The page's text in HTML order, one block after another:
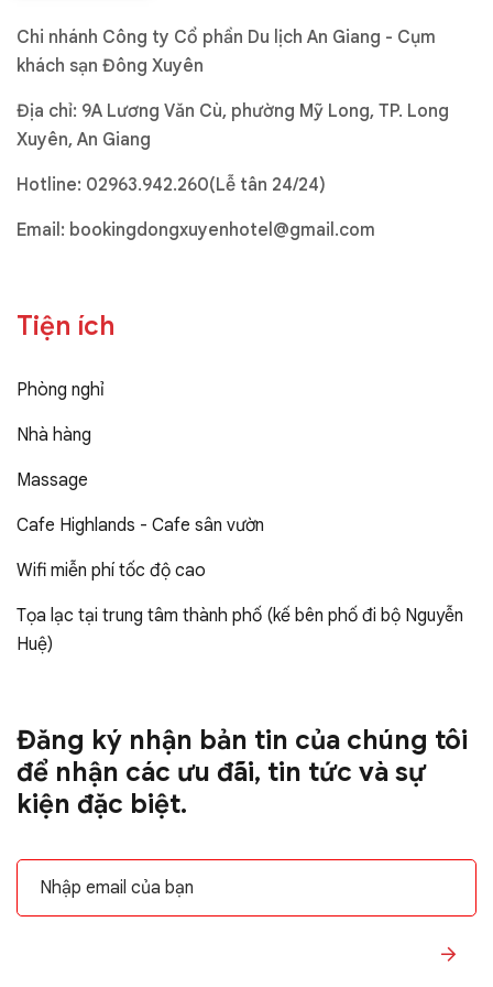
Chi nhánh Công ty Cổ phần Du lịch An Giang - Cụm
khách sạn Đông Xuyên
Địa chỉ: 9A Lương Văn Cù, phường Mỹ Long, TP. Long
Xuyên, An Giang
Hotline: 02963.942.260(Lễ tân 24/24)
Email: bookingdongxuyenhotel@gmail.com
Tiện ích
Phòng nghỉ
Nhà hàng
Massage
Cafe Highlands - Cafe sân vườn
Wifi miễn phí tốc độ cao
Tọa lạc tại trung tâm thành phố (kế bên phố đi bộ Nguyễn
Huệ)
Đăng ký nhận bản tin của chúng tôi
để nhận các ưu đãi, tin tức và sự
kiện đặc biệt.